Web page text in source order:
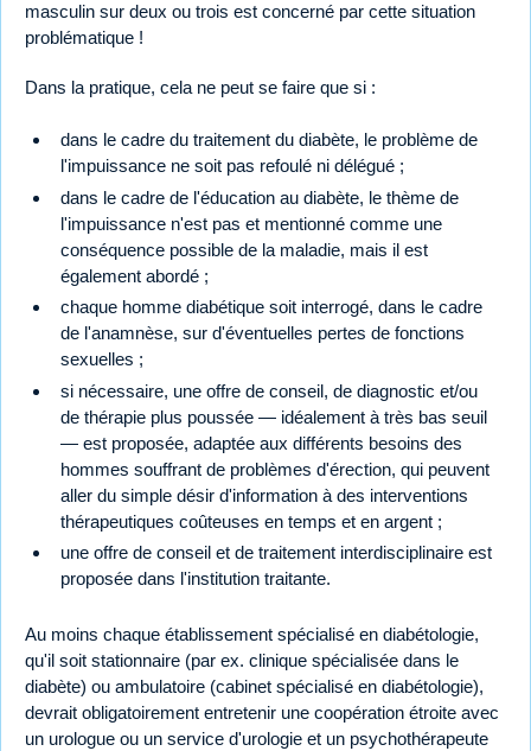
masculin sur deux ou trois est concerné par cette situation
problématique !
Dans la pratique, cela ne peut se faire que si :
dans le cadre du traitement du diabète, le problème de
l'impuissance ne soit pas refoulé ni délégué ;
dans le cadre de l'éducation au diabète, le thème de
l'impuissance n'est pas et mentionné comme une
conséquence possible de la maladie, mais il est
également abordé ;
chaque homme diabétique soit interrogé, dans le cadre
de l'anamnèse, sur d'éventuelles pertes de fonctions
sexuelles ;
si nécessaire, une offre de conseil, de diagnostic et/ou
de thérapie plus poussée — idéalement à très bas seuil
— est proposée, adaptée aux différents besoins des
hommes souffrant de problèmes d'érection, qui peuvent
aller du simple désir d'information à des interventions
thérapeutiques coûteuses en temps et en argent ;
une offre de conseil et de traitement interdisciplinaire est
proposée dans l'institution traitante.
Au moins chaque établissement spécialisé en diabétologie,
qu'il soit stationnaire (par ex. clinique spécialisée dans le
diabète) ou ambulatoire (cabinet spécialisé en diabétologie),
devrait obligatoirement entretenir une coopération étroite avec
un urologue ou un service d'urologie et un psychothérapeute